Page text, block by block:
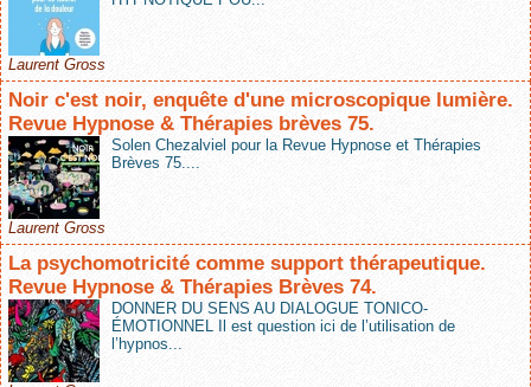
Laurent Gross
Noir c'est noir, enquête d'une microscopique lumière.
Revue Hypnose & Thérapies brèves 75.
Solen Chezalviel pour la Revue Hypnose et Thérapies
Brèves 75....
Laurent Gross
La psychomotricité comme support thérapeutique.
Revue Hypnose & Thérapies Brèves 74.
DONNER DU SENS AU DIALOGUE TONICO-
ÉMOTIONNEL Il est question ici de l’utilisation de
l’hypnos...